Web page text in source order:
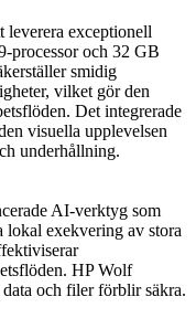
exceptionell
processor och 32 GB
smidig
vilket gör den
Det integrerade
visuella upplevelsen
underhållning.
AI-verktyg som
exekvering av stora
HP Wolf
och filer förblir säkra.